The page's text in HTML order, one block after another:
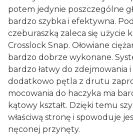
potem jedynie poszczególne
bardzo szybka i efektywna.
czeburaszką zaleca się użycie
Crosslock Snap. Ołowiane
bardzo dobrze wykonane.
bardzo łatwy do zdejmowania i
dodatkowo pętla z drutu
mocowania do haczyka ma
kątowy kształt. Dzięki temu
właściwą stronę i spowoduje
nęconej przynęty.